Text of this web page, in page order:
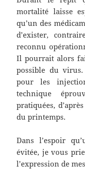
mortalité laisse
qu’un des
d’exister,
reconnu
Il pourrait alors
possible du
pour les
technique
pratiquées,
du printemps.
Dans l’espoir
évitée, je vous
l’expression de